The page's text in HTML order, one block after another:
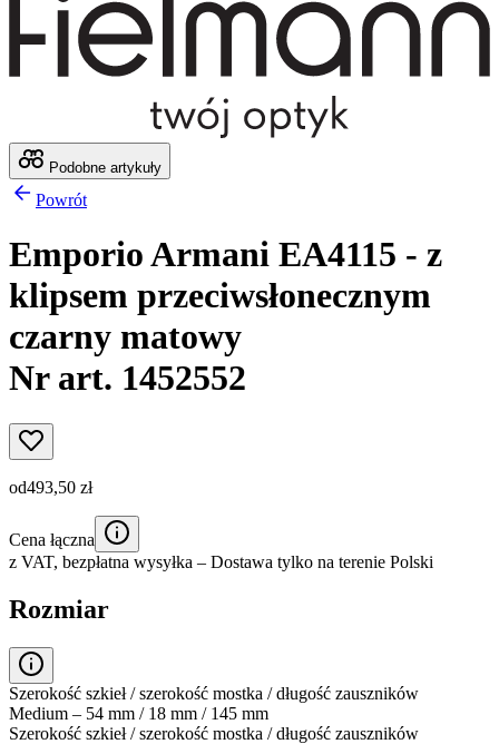
Podobne artykuły
Powrót
Emporio Armani EA4115 - z
klipsem przeciwsłonecznym
czarny matowy
Nr art. 1452552
od493,50 zł
Cena łączna
z VAT, bezpłatna wysyłka – Dostawa tylko na terenie Polski
Rozmiar
Szerokość szkieł / szerokość mostka / długość zauszników
Medium – 54 mm / 18 mm / 145 mm
Szerokość szkieł / szerokość mostka / długość zauszników